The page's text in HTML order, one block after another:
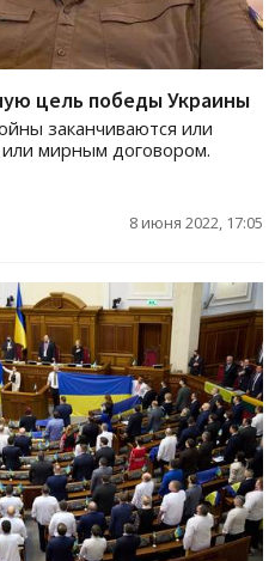
цель победы Украины
заканчиваются или
мирным договором.
8 июня 2022, 17:05